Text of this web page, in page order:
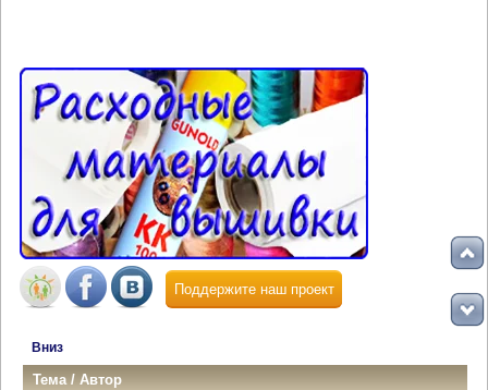
Поддержите наш проект
Вниз
Тема/Автор